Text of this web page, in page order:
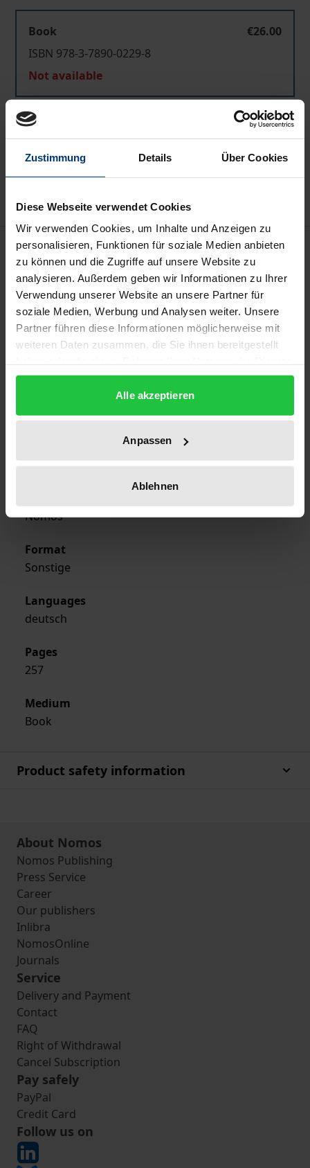
Zustimmung Details Über Cookies
Diese Webseite verwendet Cookies
Wir verwenden Cookies, um Inhalte und Anzeigen zu
personalisieren, Funktionen für soziale Medien anbieten
zu können und die Zugriffe auf unsere Website zu
analysieren. Außerdem geben wir Informationen zu Ihrer
Verwendung unserer Website an unsere Partner für
soziale Medien, Werbung und Analysen weiter. Unsere
Partner führen diese Informationen möglicherweise mit
weiteren Daten zusammen, die Sie ihnen bereitgestellt
gesammelt haben.
Alle akzeptieren
Anpassen
Ablehnen
Book
€26.00
ISBN 978-3-7890-0229-8
Not available
Add to Wish List
Delivery cost notice
Bibliographical data
Edition
1
ISBN
Publication Date
Jan 1, 1976
Year of Publication
1976
Nomos
Format
Sonstige
Languages
deutsch
Pages
257
Medium
Book
Product safety information
About Nomos
Nomos Publishing
Press Service
Career
Our publishers
Inlibra
NomosOnline
Journals
Service
Delivery and Payment
Contact
FAQ
Right of Withdrawal
Cancel Subscription
Pay safely
PayPal
Credit Card
Follow us on